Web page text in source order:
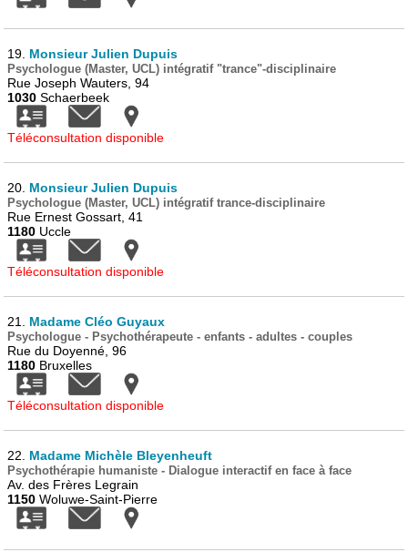
19. Monsieur Julien Dupuis
Psychologue (Master, UCL) intégratif "trance"-disciplinaire
Rue Joseph Wauters, 94
1030 Schaerbeek
Téléconsultation disponible
20. Monsieur Julien Dupuis
Psychologue (Master, UCL) intégratif trance-disciplinaire
Rue Ernest Gossart, 41
1180 Uccle
Téléconsultation disponible
21. Madame Cléo Guyaux
Psychologue - Psychothérapeute - enfants - adultes - couples
Rue du Doyenné, 96
1180 Bruxelles
Téléconsultation disponible
22. Madame Michèle Bleyenheuft
Psychothérapie humaniste - Dialogue interactif en face à face
Av. des Frères Legrain
1150 Woluwe-Saint-Pierre